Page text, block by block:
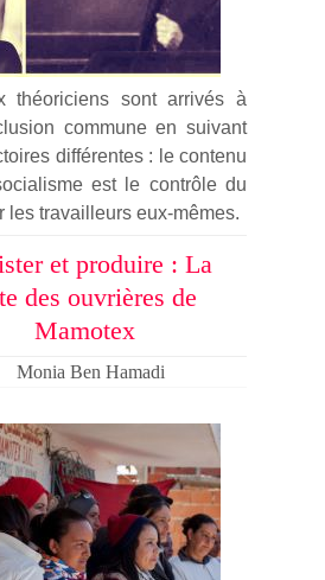
théoriciens sont arrivés à
commune en suivant
différentes : le contenu
est le contrôle du
les travailleurs eux-mêmes.
et produire : La
des ouvrières de
Mamotex
Monia Ben Hamadi